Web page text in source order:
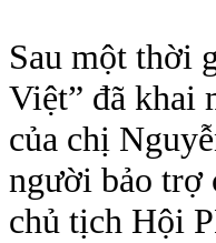
Sau một thời
Việt” đã khai
của chị
người bảo
chủ tịch Hội